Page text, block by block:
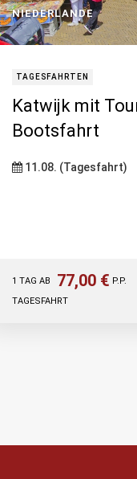
NIEDERLANDE
TAGESFAHRTEN
Katwijk mit
Bootsfahrt
11.08. (Tagesfahrt)
1 TAG AB 77,00 € P.P.
TAGESFAHRT